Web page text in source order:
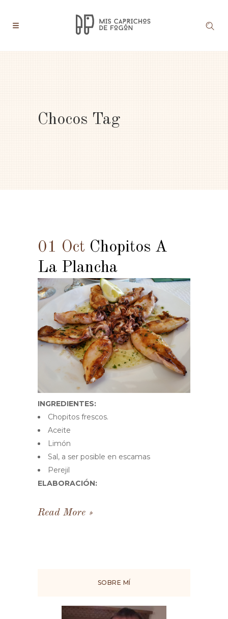
Chocos Tag
01 Oct Chopitos A
La Plancha
INGREDIENTES:
Chopitos frescos.
Aceite
Limón
Sal, a ser posible en escamas
Perejil
ELABORACIÓN:
Read More
SOBRE MÍ